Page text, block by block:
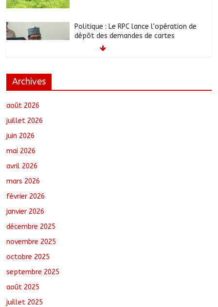
Politique : Le RPC lance l’opération de
dépôt des demandes de cartes
d’adhésion
وداي يطالب الحكومة بمعالجة أزمة المياه
Archives
août 2026
juillet 2026
juin 2026
mai 2026
avril 2026
mars 2026
février 2026
janvier 2026
décembre 2025
novembre 2025
octobre 2025
septembre 2025
août 2025
juillet 2025